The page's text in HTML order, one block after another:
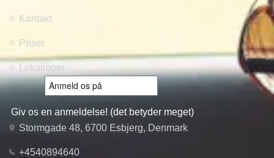
Kontakt
Priser
Lokationer
Giv os en anmeldelse! (det betyder meget)
Stormgade 48, 6700 Esbjerg, Denmark
+4540894640